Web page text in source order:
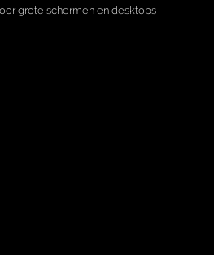
grote schermen en desktops